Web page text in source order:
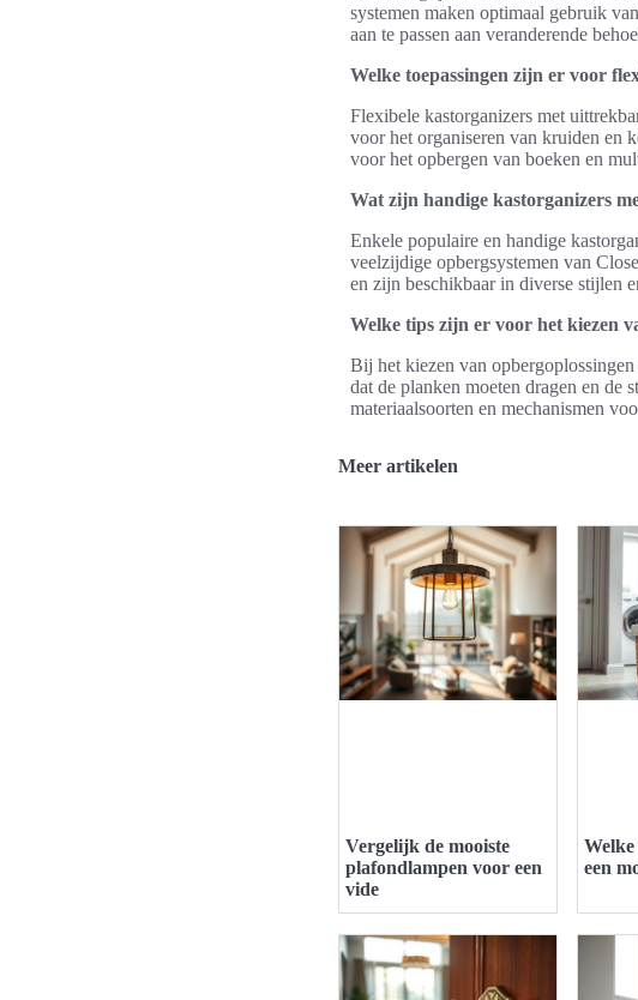
systemen maken optimaal gebruik
aan te passen aan veranderende
Welke toepassingen zijn er voor
Flexibele kastorganizers met
voor het organiseren van kruiden en
voor het opbergen van boeken en
Wat zijn handige kastorganizers
Enkele populaire en handige
veelzijdige opbergsystemen van
en zijn beschikbaar in diverse stijlen
Welke tips zijn er voor het kiezen
Bij het kiezen van
dat de planken moeten dragen en de
materiaalsoorten en mechanismen
Meer artikelen
Vergelijk de mooiste
plafondlampen voor een
vide
een